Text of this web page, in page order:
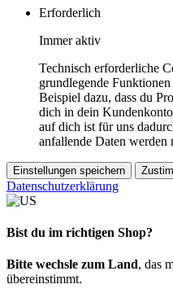
Erforderlich
Immer aktiv
Technisch erforderliche
grundlegende
Beispiel dazu, dass du
dich in dein
auf dich ist für uns
anfallende Daten werden
Einstellungen speichern
Datenschutzerklärung
Bist du im richtigen Shop?
Bitte wechsle zum Land, das
übereinstimmt.